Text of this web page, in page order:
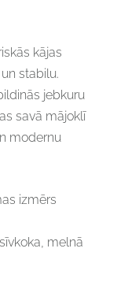
kājas
stabilu.
jebkuru
savā mājoklī
modernu
izmērs
melnā